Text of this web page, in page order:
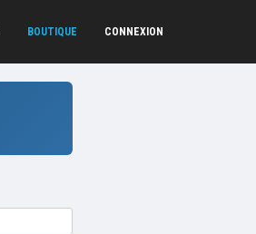
BOUTIQUE CONNEXION